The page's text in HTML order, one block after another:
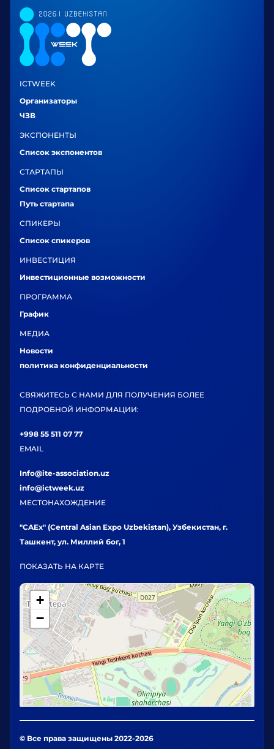
ICTWEEK
Организаторы
ЧЗВ
ЭКСПОНЕНТЫ
Список экспонентов
СТАРТАПЫ
Список стартапов
Путь стартапа
СПИКЕРЫ
Список спикеров
ИНВЕСТИЦИЯ
Инвестиционные возможности
ПРОГРАММА
График
МЕДИА
Новости
политика конфиденциальности
СВЯЖИТЕСЬ С НАМИ ДЛЯ ПОЛУЧЕНИЯ БОЛЕЕ
ПОДРОБНОЙ ИНФОРМАЦИИ:
+998 55 511 07 77
EMAIL
Info@ite-association.uz
info@ictweek.uz
МЕСТОНАХОЖДЕНИЕ
"CAEx" (Central Asian Expo Uzbekistan), Узбекистан, г.
Ташкент, ул. Миллий бог, 1
ПОКАЗАТЬ НА КАРТЕ
+
−
© Все права защищены 2022-2026